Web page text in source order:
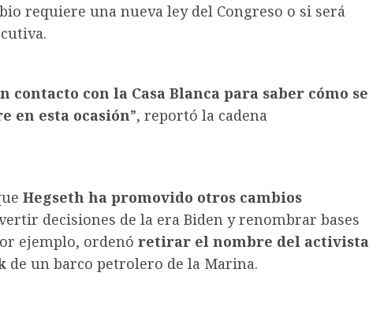
requiere una nueva ley del Congreso o si será
contacto con la Casa Blanca para saber cómo se
en esta ocasión”, reportó la cadena
Hegseth ha promovido otros cambios
decisiones de la era Biden y renombrar bases
ejemplo, ordenó retirar el nombre del activista
de un barco petrolero de la Marina.